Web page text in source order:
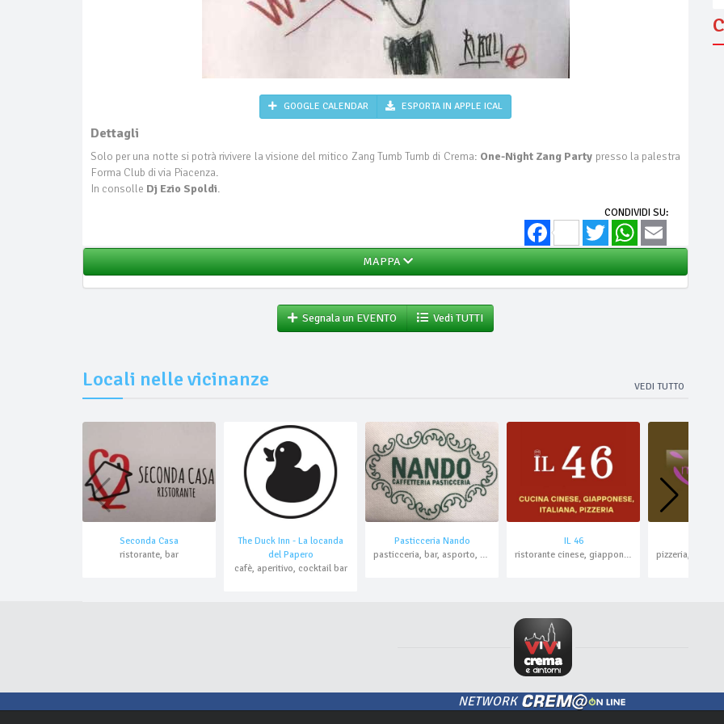
GOOGLE CALENDAR ESPORTA IN APPLE ICAL
Dettagli
Solo per una notte si potrà rivivere la visione del mitico Zang Tumb Tumb di Crema: One-Night Zang Party presso la palestra
Forma Club di via Piacenza.
In consolle Dj Ezio Spoldi.
CONDIVIDI SU:
FacebookTwitter WhatsApp
MAPPA
Segnala un EVENTO Vedi TUTTI
Locali nelle vicinanze VEDI TUTTO
Seconda Casa
ristorante, bar
The Duck Inn - La locanda
del Papero
cafè, aperitivo, cocktail bar
Pasticceria Nando
pasticceria, bar, asporto, domicilio
IL 46
ristorante cinese, giapponese, pizzeria, pranzo di lavoro, asporto, domicilio
NETWORK